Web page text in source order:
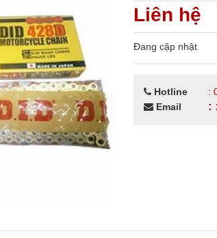
Liên hệ
Đang cập nhật
Hotline
:
Email
: